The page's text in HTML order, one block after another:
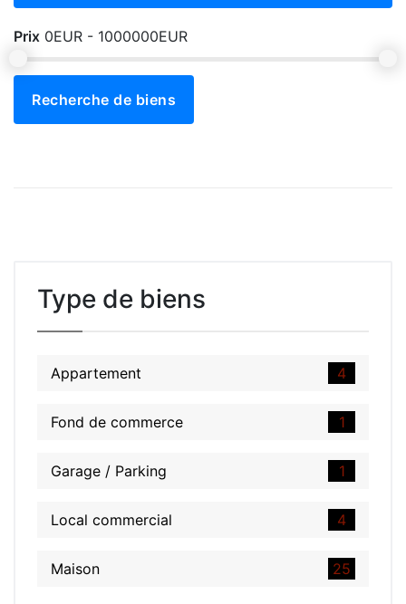
Prix 0EUR - 1000000EUR
Recherche de biens
Type de biens
Appartement 4
Fond de commerce 1
Garage / Parking 1
Local commercial 4
Maison 25